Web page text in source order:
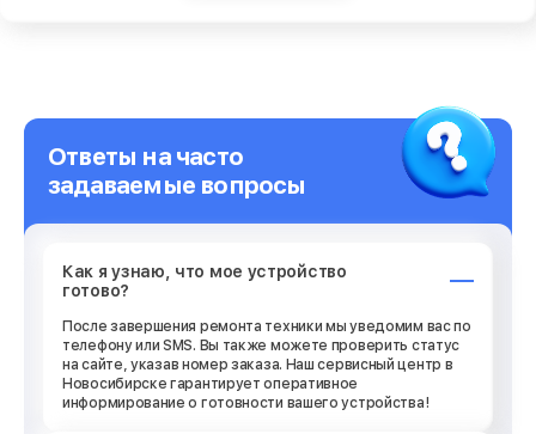
Ответы на часто
задаваемые вопросы
Как я узнаю, что мое устройство
готово?
После завершения ремонта техники мы уведомим вас по
телефону или SMS. Вы также можете проверить статус
на сайте, указав номер заказа. Наш сервисный центр в
Новосибирске гарантирует оперативное
информирование о готовности вашего устройства!